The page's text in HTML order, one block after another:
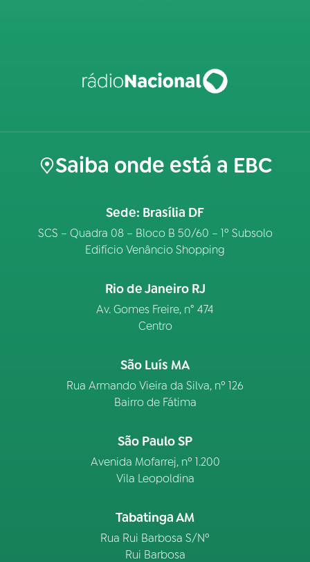
Saiba onde está a EBC
Sede: Brasília DF
SCS – Quadra 08 – Bloco B 50/60 – 1º Subsolo
Edifício Venâncio Shopping
Rio de Janeiro RJ
Av. Gomes Freire, n° 474
Centro
São Luís MA
Rua Armando Vieira da Silva, nº 126
Bairro de Fátima
São Paulo SP
Avenida Mofarrej, nº 1.200
Vila Leopoldina
Tabatinga AM
Rua Rui Barbosa S/Nº
Rui Barbosa